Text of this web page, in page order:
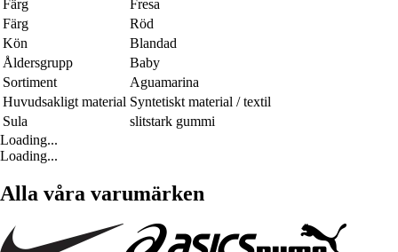
Färg
Fresa
Färg
Röd
Kön
Blandad
Åldersgrupp
Baby
Sortiment
Aguamarina
Huvudsakligt material Syntetiskt material / textil
Sula
slitstark gummi
Loading...
Loading...
Alla våra varumärken